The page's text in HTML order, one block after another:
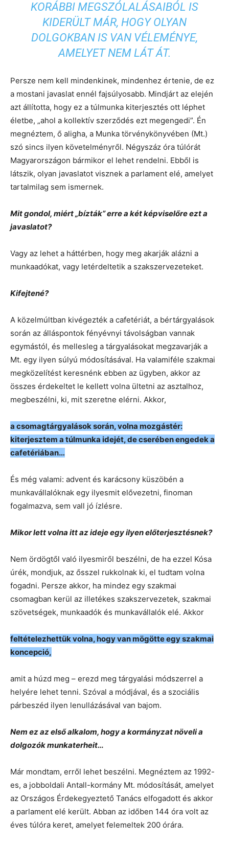
KORÁBBI MEGSZÓLALÁSAIBÓL IS
KIDERÜLT MÁR, HOGY OLYAN
DOLGOKBAN IS VAN VÉLEMÉNYE,
AMELYET NEM LÁT ÁT.
Persze nem kell mindenkinek, mindenhez értenie, de ez
a mostani javaslat ennél fajsúlyosabb. Mindjárt az elején
azt állította, hogy ez a túlmunka kiterjesztés ott léphet
életbe, „ahol a kollektív szerződés ezt megengedi”. Én
megnéztem, ő aligha, a Munka törvénykönyvében (Mt.)
szó sincs ilyen követelményről. Négyszáz óra túlórát
Magyarországon bármikor el lehet rendelni. Ebből is
látszik, olyan javaslatot visznek a parlament elé, amelyet
tartalmilag sem ismernek.
Mit gondol, miért „bízták” erre a két képviselőre ezt a
javaslatot?
Vagy az lehet a háttérben, hogy meg akarják alázni a
munkaadókat, vagy letérdeltetik a szakszervezeteket.
Kifejtené?
A közelmúltban kivégezték a cafetériát, a bértárgyalások
során az álláspontok fényévnyi távolságban vannak
egymástól, és mellesleg a tárgyalásokat megzavarják a
Mt. egy ilyen súlyú módosításával. Ha valamiféle szakmai
megközelítést keresnénk ebben az ügyben, akkor az
összes érdekeltet le kellett volna ültetni az asztalhoz,
megbeszélni, ki, mit szeretne elérni. Akkor,
a csomagtárgyalások során, volna mozgástér:
kiterjesztem a túlmunka idejét, de cserében engedek a
cafetériában…
És még valami: advent és karácsony küszöbén a
munkavállalóknak egy ilyesmit elővezetni, finoman
fogalmazva, sem vall jó ízlésre.
Mikor lett volna itt az ideje egy ilyen előterjesztésnek?
Nem ördögtől való ilyesmiről beszélni, de ha ezzel Kósa
úrék, mondjuk, az ősszel rukkolnak ki, el tudtam volna
fogadni. Persze akkor, ha mindez egy szakmai
csomagban kerül az illetékes szakszervezetek, szakmai
szövetségek, munkaadók és munkavállalók elé. Akkor
feltételezhettük volna, hogy van mögötte egy szakmai
koncepció,
amit a húzd meg – erezd meg tárgyalási módszerrel a
helyére lehet tenni. Szóval a módjával, és a szociális
párbeszéd ilyen lenullázásával van bajom.
Nem ez az első alkalom, hogy a kormányzat növeli a
dolgozók munkaterheit…
Már mondtam, erről lehet beszélni. Megnéztem az 1992-
es, a jobboldali Antall-kormány Mt. módosítását, amelyet
az Országos Érdekegyeztető Tanács elfogadott és akkor
a parlament elé került. Abban az időben 144 óra volt az
éves túlóra keret, amelyet felemeltek 200 órára.